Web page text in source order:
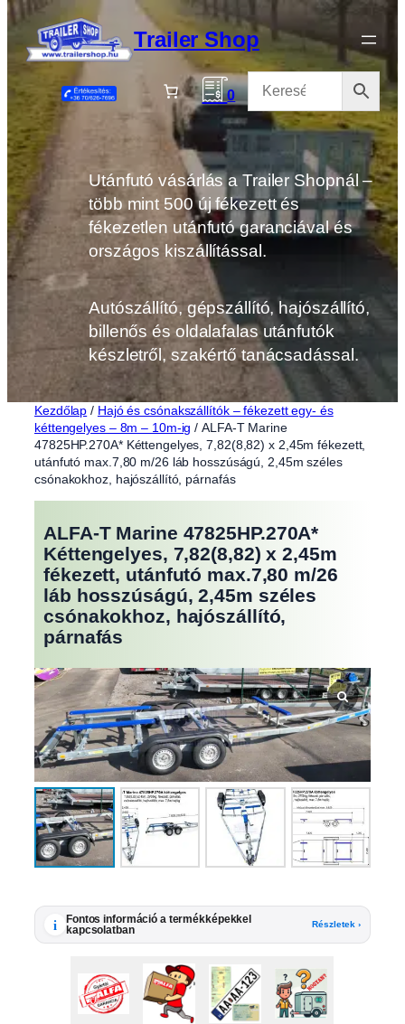
Ugrás
a
tartalomhoz
Trailer Shop
0
Utánfutó vásárlás a Trailer Shopnál –
több mint 500 új fékezett és
fékezetlen utánfutó garanciával és
országos kiszállítással.
Autószállító, gépszállító, hajószállító,
billenős és oldalafalas utánfutók
készletről, szakértő tanácsadással.
Kezdőlap / Hajó és csónakszállítók – fékezett egy- és
kéttengelyes – 8m – 10m-ig / ALFA-T Marine
47825HP.270A* Kéttengelyes, 7,82(8,82) x 2,45m fékezett,
utánfutó max.7,80 m/26 láb hosszúságú, 2,45m széles
csónakokhoz, hajószállító, párnafás
ALFA-T Marine 47825HP.270A*
Kéttengelyes, 7,82(8,82) x 2,45m
fékezett, utánfutó max.7,80 m/26
láb hosszúságú, 2,45m széles
csónakokhoz, hajószállító,
párnafás
i
Fontos információ a termékképekkel
kapcsolatban
Részletek ›